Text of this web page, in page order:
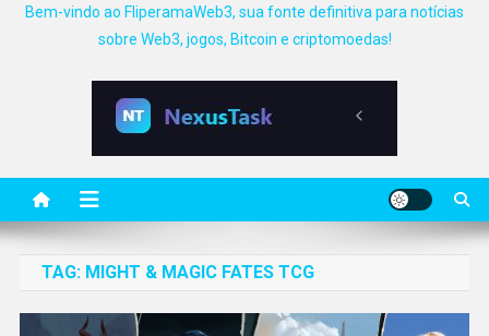
Bem-vindo ao FliperamaWeb3, sua fonte definitiva para notícias
sobre Web3, jogos, Bitcoin e criptomoedas!
TAG: MIGHT & MAGIC FATES TCG